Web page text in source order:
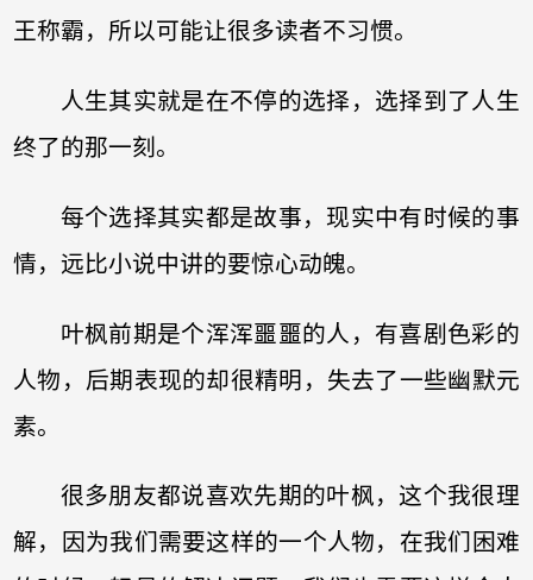
王称霸，所以可能让很多读者不习惯。
人生其实就是在不停的选择，选择到了人生
终了的那一刻。
每个选择其实都是故事，现实中有时候的事
情，远比小说中讲的要惊心动魄。
叶枫前期是个浑浑噩噩的人，有喜剧色彩的
人物，后期表现的却很精明，失去了一些幽默元
素。
很多朋友都说喜欢先期的叶枫，这个我很理
解，因为我们需要这样的一个人物，在我们困难